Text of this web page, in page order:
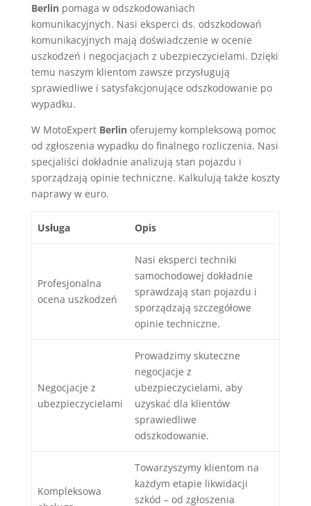
Berlinpomaga w odszkodowaniach
komunikacyjnych. Nasi eksperci ds. odszkodowań
komunikacyjnych mają doświadczenie w ocenie
uszkodzeń i negocjacjach z ubezpieczycielami. Dzięki
temu naszym klientom zawsze przysługują
sprawiedliwe i satysfakcjonujące odszkodowanie po
wypadku.
W MotoExpert Berlinoferujemy kompleksową pomoc
od zgłoszenia wypadku do finalnego rozliczenia. Nasi
specjaliści dokładnie analizują stan pojazdu i
sporządzają opinie techniczne. Kalkulują także koszty
naprawy w euro.
Usługa Opis
Profesjonalna
ocena uszkodzeń
Nasi eksperci techniki
samochodowej dokładnie
sprawdzają stan pojazdu i
sporządzają szczegółowe
opinie techniczne.
Negocjacje z
ubezpieczycielami
Prowadzimy skuteczne
negocjacje z
ubezpieczycielami, aby
uzyskać dla klientów
sprawiedliwe
odszkodowanie.
Kompleksowa
Towarzyszymy klientom na
każdym etapie likwidacji
szkód – od zgłoszenia